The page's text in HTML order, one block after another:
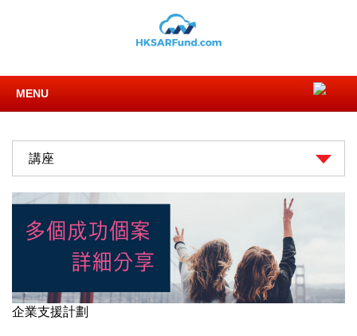
MENU
講座
企業支援計劃